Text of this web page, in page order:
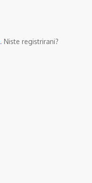
. Niste registrirani?